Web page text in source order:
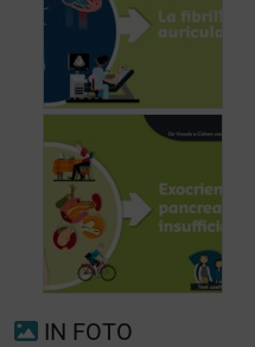
Voorkamerfibrillatie
IN FOTO